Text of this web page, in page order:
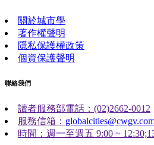
關於城市學
著作權聲明
隱私保護權政策
個資保護聲明
聯絡我們
讀者服務部電話：(02)2662-0012
服務信箱：
時間：週一至週五 9:00 ~